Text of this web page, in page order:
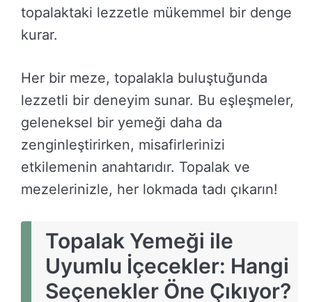
topalaktaki lezzetle mükemmel bir denge
kurar.
Her bir meze, topalakla buluştuğunda
lezzetli bir deneyim sunar. Bu eşleşmeler,
geleneksel bir yemeği daha da
zenginleştirirken, misafirlerinizi
etkilemenin anahtarıdır. Topalak ve
mezelerinizle, her lokmada tadı çıkarın!
Topalak Yemeği ile
Uyumlu İçecekler: Hangi
Seçenekler Öne Çıkıyor?